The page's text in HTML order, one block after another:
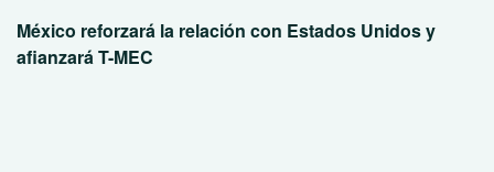
México reforzará la relación con Estados Unidos y
afianzará T-MEC